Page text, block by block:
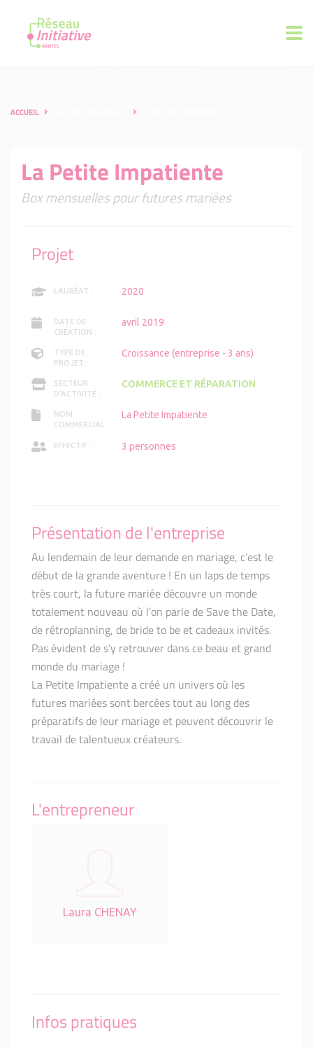
ACCUEIL
La Petite Impatiente
Box mensuelles pour futures mariées
Projet
LAURÉAT : 2020
DATE DE
CRÉATION :
avril 2019
TYPE DE
PROJET :
Croissance (entreprise - 3 ans)
SECTEUR
D'ACTIVITÉ :
COMMERCE ET RÉPARATION
NOM
COMMERCIAL
:
La Petite Impatiente
EFFECTIF : 3 personnes
Présentation de l'entreprise
Au lendemain de leur demande en mariage, c’est le
début de la grande aventure ! En un laps de temps
très court, la future mariée découvre un monde
totalement nouveau où l’on parle de Save the Date,
de rétroplanning, de bride to be et cadeaux invités.
Pas évident de s’y retrouver dans ce beau et grand
monde du mariage !
La Petite Impatiente a créé un univers où les
futures mariées sont bercées tout au long des
préparatifs de leur mariage et peuvent découvrir le
travail de talentueux créateurs.
L'entrepreneur
Laura CHENAY
Infos pratiques